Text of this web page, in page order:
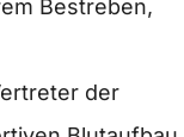
Bestreben,
der